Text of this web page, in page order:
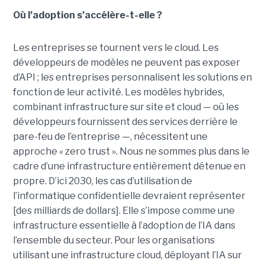
Où l’adoption s’accélère-t-elle ?
Les entreprises se tournent vers le cloud. Les
développeurs de modèles ne peuvent pas exposer
d’API ; les entreprises personnalisent les solutions en
fonction de leur activité. Les modèles hybrides,
combinant infrastructure sur site et cloud — où les
développeurs fournissent des services derrière le
pare-feu de l’entreprise —, nécessitent une
approche « zero trust ». Nous ne sommes plus dans le
cadre d’une infrastructure entièrement détenue en
propre. D’ici 2030, les cas d’utilisation de
l’informatique confidentielle devraient représenter
[des milliards de dollars]. Elle s’impose comme une
infrastructure essentielle à l’adoption de l’IA dans
l’ensemble du secteur. Pour les organisations
utilisant une infrastructure cloud, déployant l’IA sur